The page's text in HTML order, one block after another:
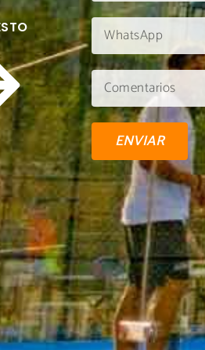
ENVIAR